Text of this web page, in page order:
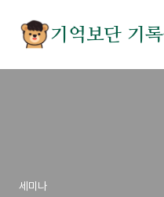
기억보단 기
세미나